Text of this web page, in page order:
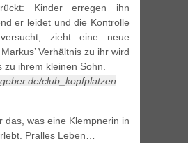
Kinder erregen ihn
er leidet und die Kontrolle
zieht eine neue
Verhältnis zu ihr wird
zu ihrem kleinen Sohn.
club_kopfplatzen
das, was eine Klempnerin in
Pralles Leben…